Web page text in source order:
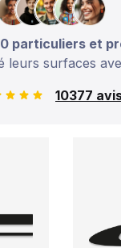
particuliers et
leurs surfaces
10377